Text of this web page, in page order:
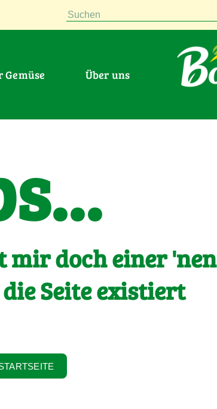
Suchen
Gemüse Über uns
mir doch einer 'nen
Seite existiert